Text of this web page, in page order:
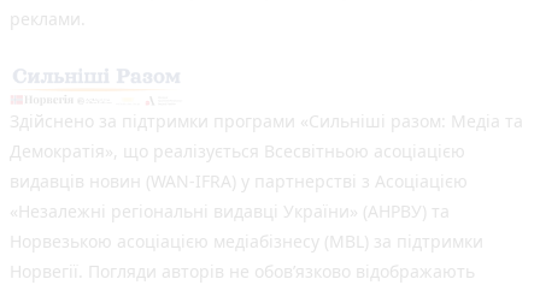
реклами.
Здійснено за підтримки програми «Сильніші разом: Медіа та
Демократія», що реалізується Всесвітньою асоціацією
видавців новин (WAN-IFRA) у партнерстві з Асоціацією
«Незалежні регіональні видавці України» (АНРВУ) та
Норвезькою асоціацією медіабізнесу (MBL) за підтримки
Норвегії. Погляди авторів не обов’язково відображають